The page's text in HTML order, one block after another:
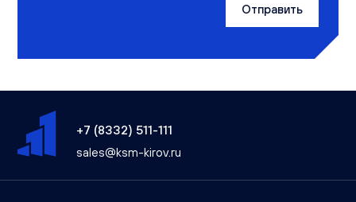
Отправить
+7 (8332) 511-111
sales@ksm-kirov.ru